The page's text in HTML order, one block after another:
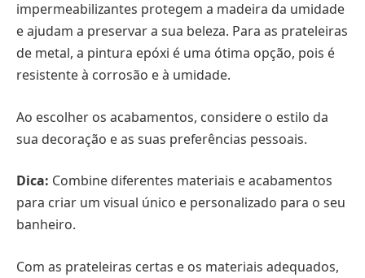
impermeabilizantes protegem a madeira da umidade
e ajudam a preservar a sua beleza. Para as prateleiras
de metal, a pintura epóxi é uma ótima opção, pois é
resistente à corrosão e à umidade.
Ao escolher os acabamentos, considere o estilo da
sua decoração e as suas preferências pessoais.
Dica: Combine diferentes materiais e acabamentos
para criar um visual único e personalizado para o seu
banheiro.
Com as prateleiras certas e os materiais adequados,